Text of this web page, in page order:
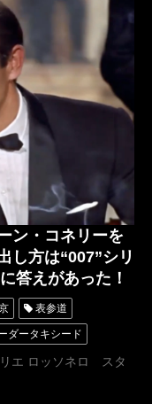
007
タル東京
ド
一発
ン・コネリーを
し方は“007”シリ
答えがあった！
表参道
ダータキシード
横山宗生
エ ロッソネロ スタ